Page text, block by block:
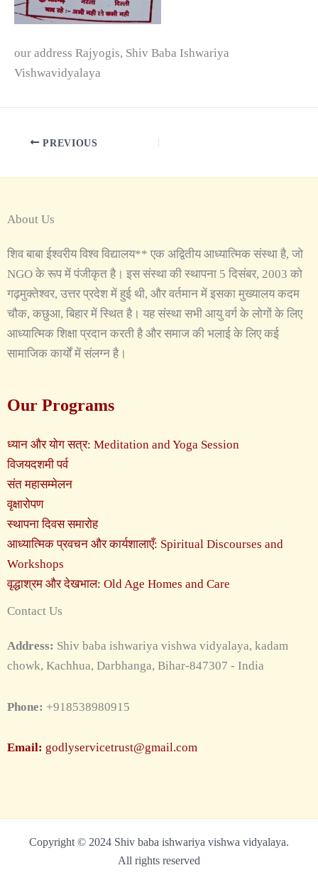
our address Rajyogis, Shiv Baba Ishwariya
Vishwavidyalaya
PREVIOUS
About Us
शिव बाबा ईश्वरीय विश्व विद्यालय** एक अद्वितीय आध्यात्मिक संस्था है, जो
NGO के रूप में पंजीकृत है। इस संस्था की स्थापना 5 दिसंबर, 2003 को
गढ़मुक्तेश्वर, उत्तर प्रदेश में हुई थी, और वर्तमान में इसका मुख्यालय कदम
चौक, कछुआ, बिहार में स्थित है। यह संस्था सभी आयु वर्ग के लोगों के लिए
आध्यात्मिक शिक्षा प्रदान करती है और समाज की भलाई के लिए कई
सामाजिक कार्यों में संलग्न है।
Our Programs
ध्यान और योग सत्र: Meditation and Yoga Session
विजयदशमी पर्व
संत महासम्मेलन
वृक्षारोपण
स्थापना दिवस समारोह
आध्यात्मिक प्रवचन और कार्यशालाएँ: Spiritual Discourses and
Workshops
वृद्धाश्रम और देखभाल: Old Age Homes and Care
Contact Us
Address: Shiv baba ishwariya vishwa vidyalaya, kadam
chowk, Kachhua, Darbhanga, Bihar-847307 - India
Phone: +918538980915
Email: godlyservicetrust@gmail.com
Copyright © 2024 Shiv baba ishwariya vishwa vidyalaya.
All rights reserved